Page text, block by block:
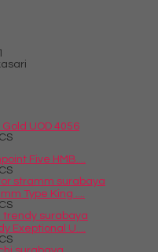
UOD 4056
Five HMB....
Type King ....
Exeptional U....